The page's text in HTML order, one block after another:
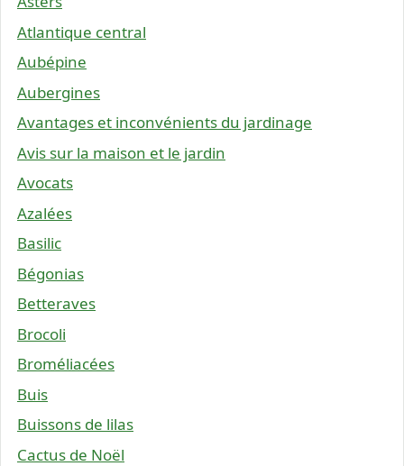
Atlantique central
Aubépine
Aubergines
Avantages et inconvénients du jardinage
Avis sur la maison et le jardin
Avocats
Azalées
Basilic
Bégonias
Betteraves
Brocoli
Broméliacées
Buis
Buissons de lilas
Cactus de Noël